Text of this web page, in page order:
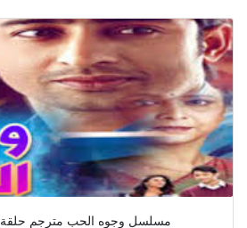
مسلسل وجوه الحب مترجم حلقة 98 موقع هنديو